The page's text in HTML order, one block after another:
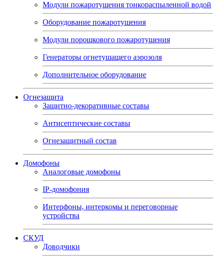
Модули пожаротушения тонкораспыленной водой
Оборудование пожаротушения
Модули порошкового пожаротушения
Генераторы огнетушащего аэрозоля
Дополнительное оборудование
Огнезащита
Защитно-декоративные составы
Антисептические составы
Огнезащитный состав
Домофоны
Аналоговые домофоны
IP-домофония
Интерфоны, интеркомы и переговорные
устройства
СКУД
Доводчики